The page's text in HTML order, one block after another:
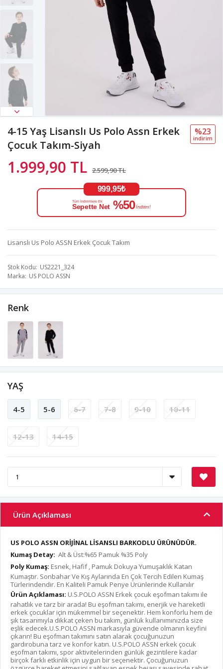
4-15 Yaş Lisanslı Us Polo Assn Erkek
Çocuk Takım-Siyah
1.999,90 TL 2.599,90 TL
%23
i̇ndi̇ri̇m
999,95₺
Tüm İndirimlere Ek
Sepette Net %50 İndirim!
Lisanslı Us Polo ASSN Erkek Çocuk Takım
Stok Kodu US2221_324
Marka US POLO ASSN
Renk
YAŞ
4-5 5-6 6-7 7-8 9-10 10-11
12-13 14-15
Ürün Açıklaması
US POLO ASSN ORİJİNAL LİSANSLI BARKODLU ÜRÜNÜDÜR.
Kumaş Detay: Alt & Üst:%65 Pamuk %35 Poly
Poly Kumaş: Esnek, Hafif , Pamuk Dokuya Yumuşaklık Katan
Kumaştır. Sonbahar Ve Kış Aylarında En Çok Tercih Edilen Kumaş
Türlerindendir. En Kaliteli Pamuk Penye Ürünlerinde Kullanılır
Ürün Açıklaması: U.S.POLO ASSN Erkek çocuk eşofman takımı ile
rahatlık ve tarz bir arada! Bu eşofman takımı, enerjik ve hareketli
erkek çocuklar için mükemmel bir seçenektir. Hem konforlu hem de
şık tasarımıyla dikkat çeken bu takım, günlük kullanımınızda size
eşlik edecek.U.S.POLO ASSN markasıyla güvende olmanın keyfini
çıkarın! Bu eşofman takımını satın alarak çocuğunuzun
gardırobuna tarz ve konfor katın. U.S.POLO ASSN erkek çocuk
eşofman takımı, spor aktivitelerinden günlük gezintilere kadar
birçok farklı etkinlik için uygun bir seçenektir. Çocuğunuzun